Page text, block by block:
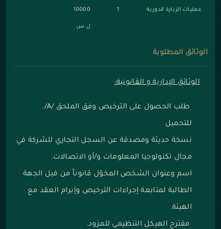
عمليات الزيارة الدورية 1
10000
ل.س
الوثائق المطلوبة
الوثائق الإدارية و القانونية:
طلب الحصول على الترخيص وفق الملحق /A/.
للتحميل
نسخة حديثة ومصدقة عن السجل التجاري للشركة في
مجال تكنولوجيا المعلومات و/أو الاتصالات.
اسم وعنوان الشخص المخوّل قانوناً من قبل الجهة
الطالبة لمتابعة إجراءات الترخيص وإبرام العقد مع
الهيئة.
مقترح الهيكل التنظيمي للمزود.